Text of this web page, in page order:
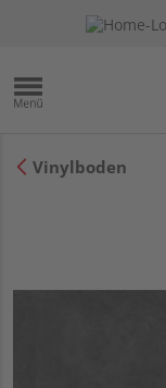
Vinylboden